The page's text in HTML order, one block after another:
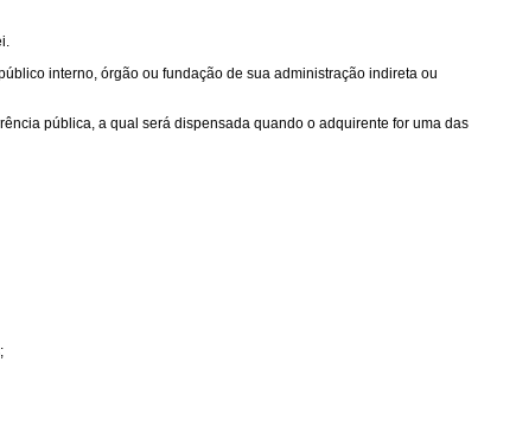
interno, órgão ou fundação de sua administração indireta ou
pública, a qual será dispensada quando o adquirente for uma das